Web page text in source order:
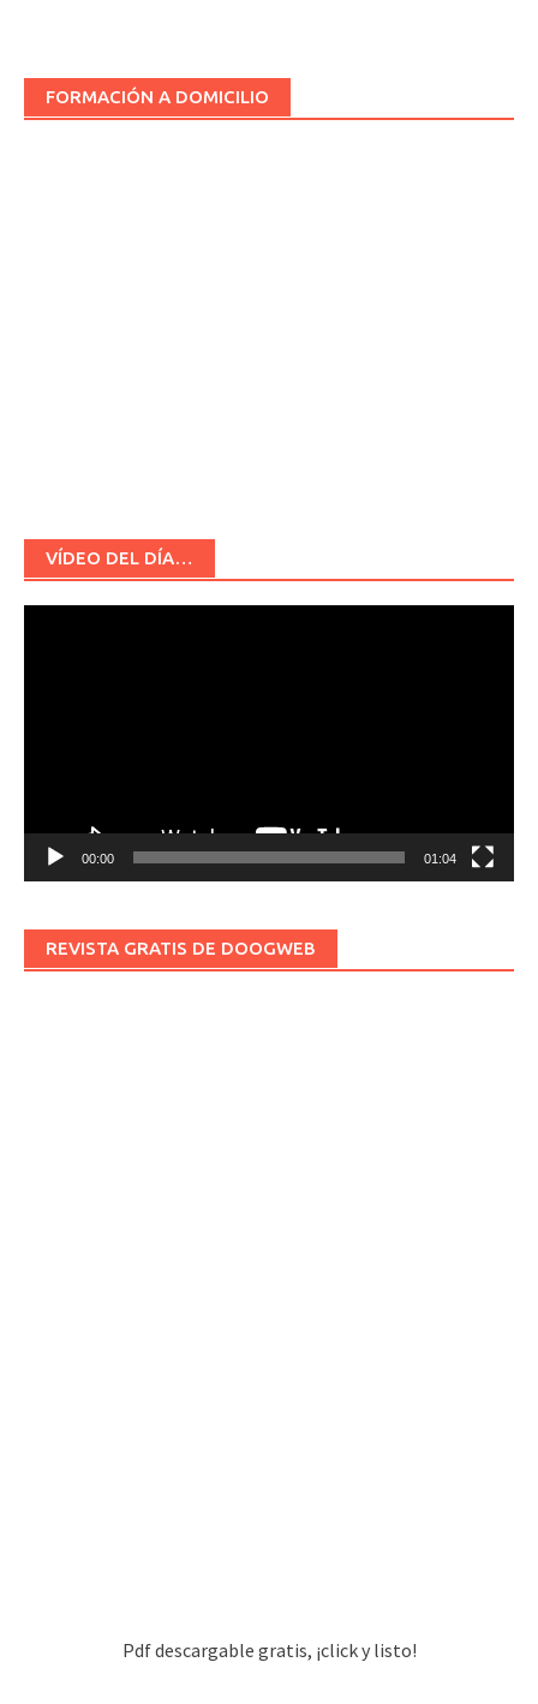
FORMACIÓN A DOMICILIO
VÍDEO DEL DÍA…
00:00 01:04
REVISTA GRATIS DE DOOGWEB
Pdf descargable gratis, ¡click y listo!